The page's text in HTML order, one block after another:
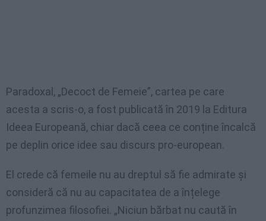
Paradoxal, „Decoct de Femeie”, cartea pe care
acesta a scris-o, a fost publicată în 2019 la Editura
Ideea Europeană, chiar dacă ceea ce conține încalcă
pe deplin orice idee sau discurs pro-european.
El crede că femeile nu au dreptul să fie admirate și
consideră că nu au capacitatea de a înțelege
profunzimea filosofiei. „Niciun bărbat nu caută în